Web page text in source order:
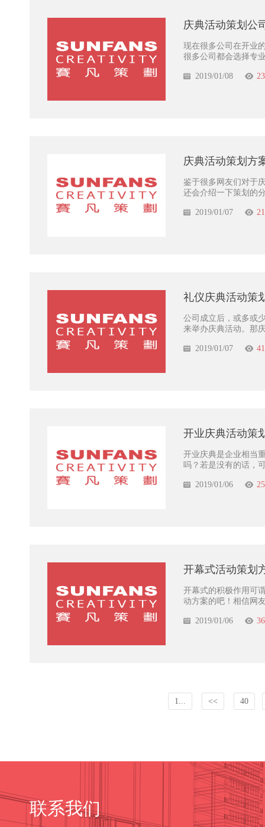
庆典活动策划公
现在很多公司在开业
很多公司都会选择专
2019/01/08
庆典活动策划方
鉴于很多网友们对于
还会介绍一下策划的
2019/01/07
礼仪庆典活动策
公司成立后，或多或
来举办庆典活动。那
2019/01/07
开业庆典活动策
开业庆典是企业相当
吗？若是没有的话，
2019/01/06
开幕式活动策划
开幕式的积极作用可
动方案的吧！相信网
2019/01/06
1... << 40
联系我们